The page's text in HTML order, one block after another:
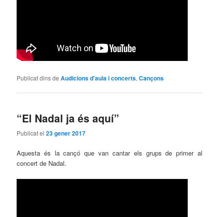
Publicat dins de Audicions d'aula i concerts,Cançons
“El Nadal ja és aquí”
Publicat el23 gener 2017
Aquesta és la cançó que van cantar els grups de primer al
concert de Nadal.